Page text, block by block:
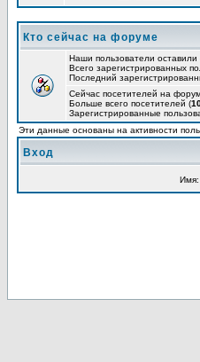
Кто сейчас на форуме
Наши пользователи
Всего зарегистрированных
Последний
Сейчас посетителей на
Больше всего посетителей (
Зарегистрированные
Эти данные основаны на активности
Вход
Имя: